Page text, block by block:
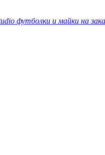
футболки и майки на